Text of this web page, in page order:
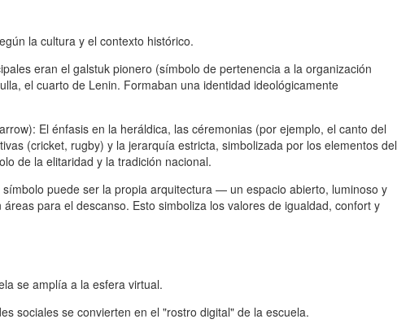
la cultura y el contexto histórico.
eran el galstuk pionero (símbolo de pertenencia a la organización
, el cuarto de Lenin. Formaban una identidad ideológicamente
El énfasis en la heráldica, las céremonias (por ejemplo, el canto del
(cricket, rugby) y la jerarquía estricta, simbolizada por los elementos del
de la elitaridad y la tradición nacional.
símbolo puede ser la propia arquitectura — un espacio abierto, luminoso y
para el descanso. Esto simboliza los valores de igualdad, confort y
se amplía a la esfera virtual.
sociales se convierten en el "rostro digital" de la escuela.